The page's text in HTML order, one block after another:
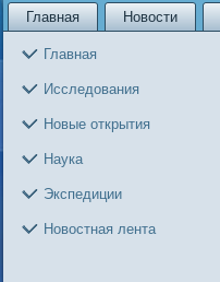
Главная Новости
Главная
Исследования
Новые открытия
Наука
Экспедиции
Новостная лента